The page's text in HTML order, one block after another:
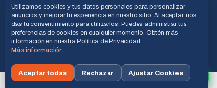
© 2026 Sofycon · Todos los derechos reservados
Desarrollado porLiveCommerce
Aviso legal
MASTERCARD BIZUM
Utilizamos cookies y tus datos personales para personalizar
anuncios y mejorar tu experiencia en nuestro sitio. Al aceptar, nos
das tu consentimiento para utilizarlos. Puedes administrar tus
preferencias de cookies en cualquier momento. Obtén más
información en nuestra Política de Privacidad.
Más información
Aceptar todas Rechazar Ajustar Cookies